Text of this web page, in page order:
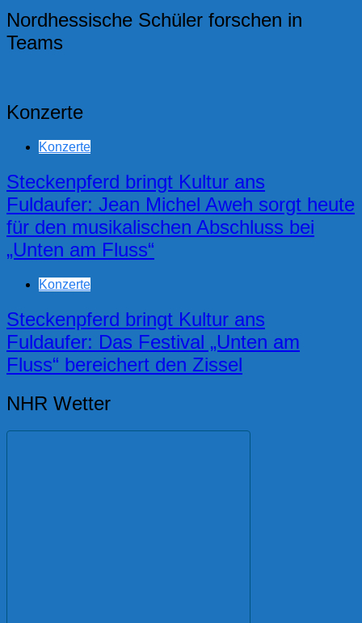
Nordhessische Schüler forschen in
Teams
Konzerte
Konzerte
Steckenpferd bringt Kultur ans
Fuldaufer: Jean Michel Aweh sorgt heute
für den musikalischen Abschluss bei
„Unten am Fluss“
Konzerte
Steckenpferd bringt Kultur ans
Fuldaufer: Das Festival „Unten am
Fluss“ bereichert den Zissel
NHR Wetter